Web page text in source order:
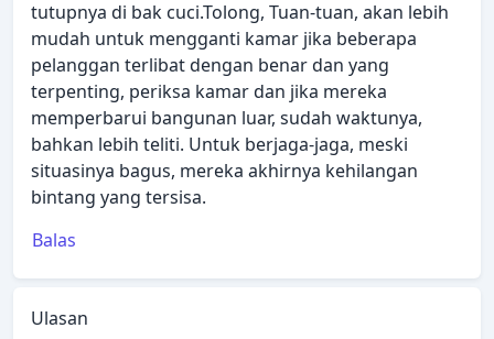
tutupnya di bak cuci.Tolong, Tuan-tuan, akan lebih
mudah untuk mengganti kamar jika beberapa
pelanggan terlibat dengan benar dan yang
terpenting, periksa kamar dan jika mereka
memperbarui bangunan luar, sudah waktunya,
bahkan lebih teliti. Untuk berjaga-jaga, meski
situasinya bagus, mereka akhirnya kehilangan
bintang yang tersisa.
Balas
Ulasan